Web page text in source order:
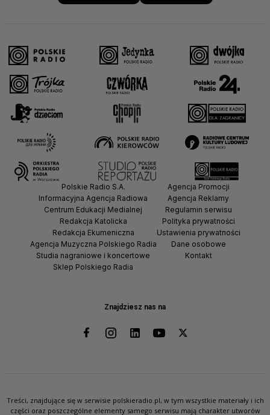
Znajdziesz nas na
Polskie Radio S.A.
Informacyjna Agencja Radiowa
Centrum Edukacji Medialnej
Redakcja Katolicka
Redakcja Ekumeniczna
Agencja Muzyczna Polskiego Radia
Studia nagraniowe i koncertowe
Sklep Polskiego Radia
Agencja Promocji
Agencja Reklamy
Regulamin serwisu
Polityka prywatności
Ustawienia prywatności
Dane osobowe
Kontakt
Treści, znajdujące się w serwisie polskieradio.pl, w tym wszystkie materiały i ich
części oraz poszczególne elementy samego serwisu mają charakter utworów